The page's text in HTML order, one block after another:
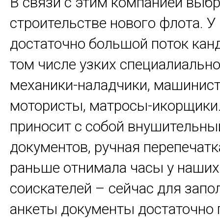
строительстве нового флота. У
достаточно большой поток
том числе узких
механики-наладчики,
мотористы, матросы-
приносит с собой
документов, ручная
раньше отнимала часы у наших
соискателей – сейчас для
анкеты документы достаточно